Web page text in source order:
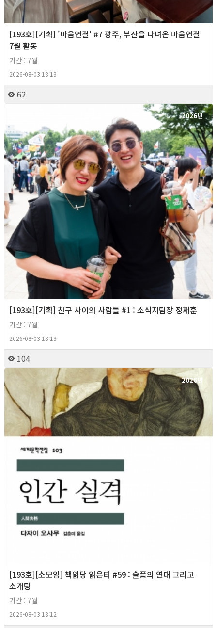
[193호][기획] '마음연결' #7 광주, 부산을 다녀온 마음연결
7월 활동
기간 : 7월
2026-08-03 18:13
62
2026년
[193호][기획] 친구 사이의 사람들 #1 : 소식지팀장 정재훈
기간 : 7월
2026-08-03 18:13
104
2026년
[193호][소모임] 책읽당 읽은티 #59 : 슬픔의 연대 그리고
소개팅
기간 : 7월
2026-08-03 18:12